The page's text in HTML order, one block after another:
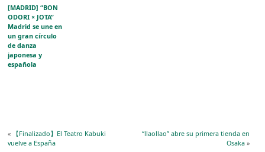
[MADRID] “BON
ODORI × JOTA”
Madrid se une en
un gran círculo
de danza
japonesa y
española
« 【Finalizado】El Teatro Kabuki
vuelve a España
“llaollao” abre su primera tienda en
Osaka»